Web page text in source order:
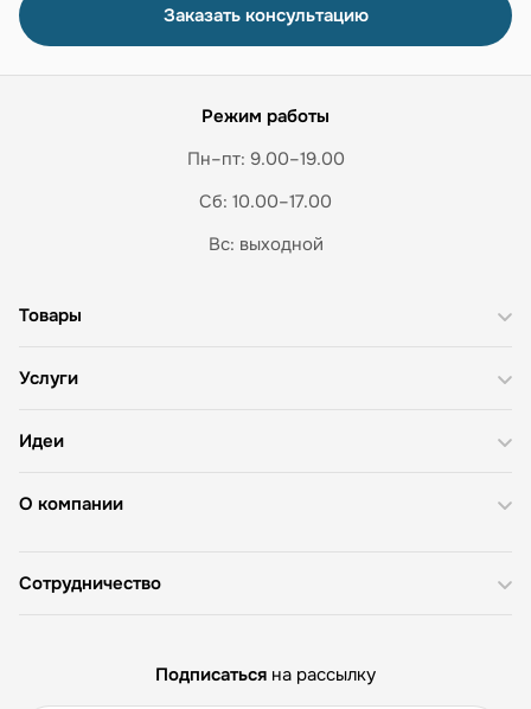
Заказать консультацию
Режим работы
Пн–пт: 9.00–19.00
Сб: 10.00–17.00
Вс: выходной
О компании
Товары
Услуги
Идеи
Сотрудничество
Подписаться на рассылку